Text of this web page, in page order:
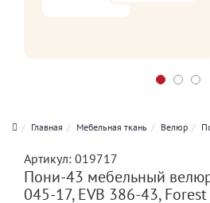
Главная Мебельная ткань Велюр
Артикул: 019717
Пони-43 мебельный
045-17, EVB 386-43,